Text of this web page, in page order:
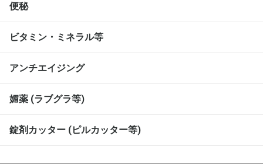
便秘
ビタミン・ミネラル等
アンチエイジング
媚薬 (ラブグラ等)
錠剤カッター (ピルカッター等)